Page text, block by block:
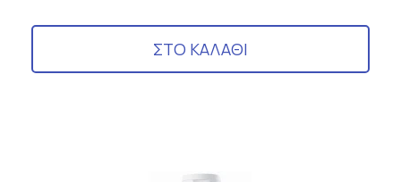
ΣΤΟ ΚΑΛΑΘΙ